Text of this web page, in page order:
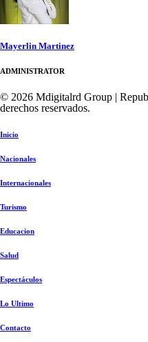
Mayerlin Martinez
ADMINISTRATOR
© 2026 Mdigitalrd Group |
derechos reservados.
Inicio
Nacionales
Internacionales
Turismo
Educacion
Salud
Espectáculos
Lo Ultimo
Contacto